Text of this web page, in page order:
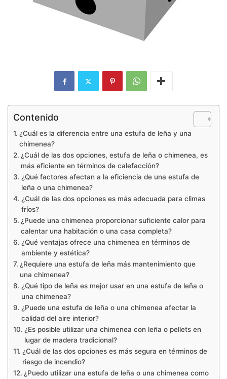
Contenido
¿Cuál es la diferencia entre una estufa de leña y una
chimenea?
¿Cuál de las dos opciones, estufa de leña o chimenea, es
más eficiente en términos de calefacción?
¿Qué factores afectan a la eficiencia de una estufa de
leña o una chimenea?
¿Cuál de las dos opciones es más adecuada para climas
fríos?
¿Puede una chimenea proporcionar suficiente calor para
calentar una habitación o una casa completa?
¿Qué ventajas ofrece una chimenea en términos de
ambiente y estética?
¿Requiere una estufa de leña más mantenimiento que
una chimenea?
¿Qué tipo de leña es mejor usar en una estufa de leña o
una chimenea?
¿Puede una estufa de leña o una chimenea afectar la
calidad del aire interior?
¿Es posible utilizar una chimenea con leña o pellets en
lugar de madera tradicional?
¿Cuál de las dos opciones es más segura en términos de
riesgo de incendio?
¿Puedo utilizar una estufa de leña o una chimenea como